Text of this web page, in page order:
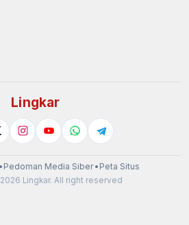
Lingkar
• Pedoman Media Siber• Peta Situs
Lingkar. All right reserved